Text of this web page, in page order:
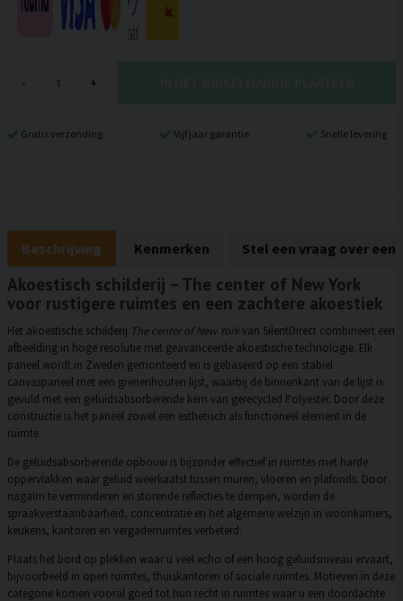
- +
Gratis verzending Vijf jaar garantie Snelle levering
Beschrijving Kenmerken Stel een vraag over een
Akoestisch schilderij – The center of New York
voor rustigere ruimtes en een zachtere akoestiek
Het akoestische schilderij The center of New Yorkvan SilentDirect combineert een
afbeelding in hoge resolutie met geavanceerde akoestische technologie. Elk
paneel wordt in Zweden gemonteerd en is gebaseerd op een stabiel
canvaspaneel met een grenenhouten lijst, waarbij de binnenkant van de lijst is
gevuld met een geluidsabsorberende kern van gerecycled Polyester. Door deze
constructie is het paneel zowel een esthetisch als functioneel element in de
ruimte.
De geluidsabsorberende opbouw is bijzonder effectief in ruimtes met harde
oppervlakken waar geluid weerkaatst tussen muren, vloeren en plafonds. Door
nagalm te verminderen en storende reflecties te dempen, worden de
spraakverstaanbaarheid, concentratie en het algemene welzijn in woonkamers,
keukens, kantoren en vergaderruimtes verbeterd.
Plaats het bord op plekken waar u veel echo of een hoog geluidsniveau ervaart,
bijvoorbeeld in open ruimtes, thuiskantoren of sociale ruimtes. Motieven in deze
categorie komen vooral goed tot hun recht in ruimtes waar u een doordachte